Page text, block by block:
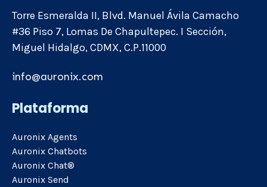
Torre Esmeralda II, Blvd. Manuel Ávila Camacho
#36 Piso 7, Lomas De Chapultepec. I Sección,
Miguel Hidalgo, CDMX, C.P.11000
info@auronix.com
Plataforma
Auronix Agents
Auronix Chatbots
Auronix Chat®
Auronix Send